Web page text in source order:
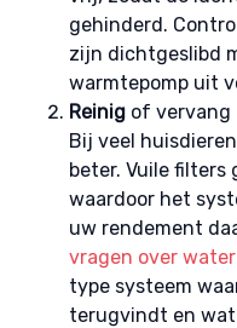
gehinderd.
zijn dichtgeslibd
warmtepomp uit
Reinigof vervang
Bij veel
beter. Vuile filters
waardoor het
uw rendement
vragen over
type systeem
terugvindt en wat